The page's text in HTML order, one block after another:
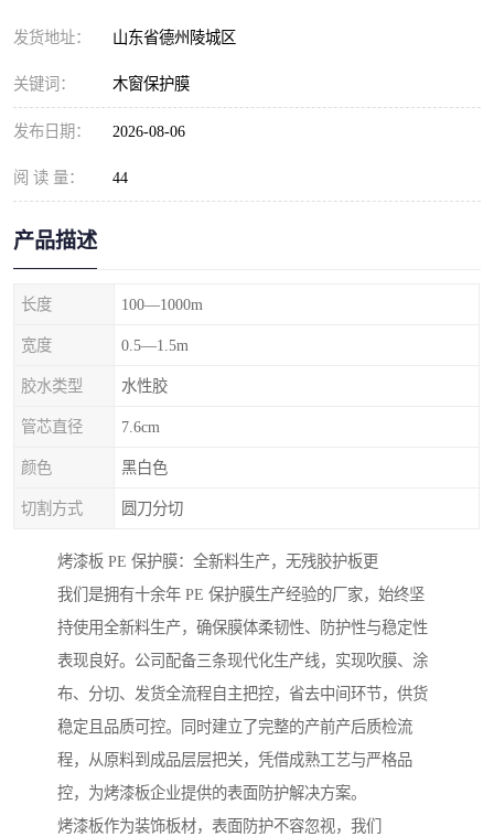
发货地址： 山东省德州陵城区
关键词： 木窗保护膜
发布日期： 2026-08-06
阅 读 量： 44
产品描述
长度 100—1000m
宽度 0.5—1.5m
胶水类型 水性胶
管芯直径 7.6cm
颜色 黑白色
切割方式 圆刀分切
烤漆板 PE 保护膜：全新料生产，无残胶护板更
我们是拥有十余年 PE 保护膜生产经验的厂家，始终坚
持使用全新料生产，确保膜体柔韧性、防护性与稳定性
表现良好。公司配备三条现代化生产线，实现吹膜、涂
布、分切、发货全流程自主把控，省去中间环节，供货
稳定且品质可控。同时建立了完整的产前产后质检流
程，从原料到成品层层把关，凭借成熟工艺与严格品
控，为烤漆板企业提供的表面防护解决方案。
烤漆板作为装饰板材，表面防护不容忽视，我们